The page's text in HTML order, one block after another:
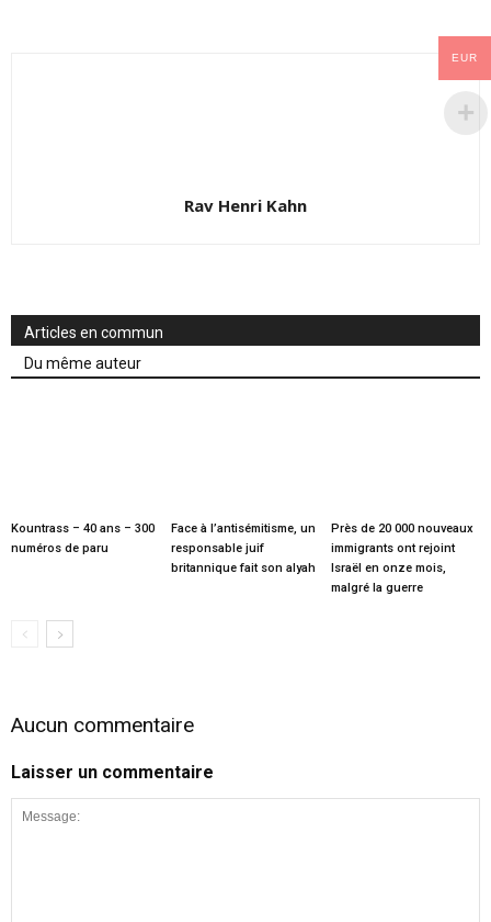
Rav Henri Kahn
Articles en commun
Du même auteur
Kountrass – 40 ans – 300
numéros de paru
Face à l’antisémitisme, un
responsable juif
britannique fait son alyah
Près de 20 000 nouveaux
immigrants ont rejoint
Israël en onze mois,
malgré la guerre
Aucun commentaire
Laisser un commentaire
EUR